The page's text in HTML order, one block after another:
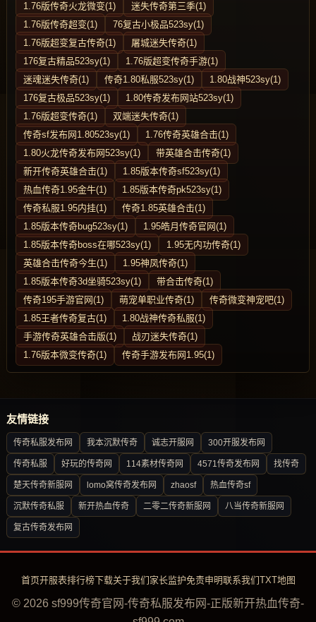
1.76版传奇火龙微变(1)
迷失传奇第三季(1)
1.76版传奇超变(1)
76复古小极品523sy(1)
1.76版超变复古传奇(1)
屠城迷失传奇(1)
176复古精品523sy(1)
1.76版超变传奇手游(1)
迷魂迷失传奇(1)
传奇1.80私服523sy(1)
1.80战神523sy(1)
176复古极品523sy(1)
1.80传奇发布网站523sy(1)
1.76版超变传奇(1)
双端迷失传奇(1)
传奇sf发布网1.80523sy(1)
1.76传奇英雄合击(1)
1.80火龙传奇发布网523sy(1)
带英雄合击传奇(1)
新开传奇英雄合击(1)
1.85版本传奇sf523sy(1)
热血传奇1.95金牛(1)
1.85版本传奇pk523sy(1)
传奇私服1.95内挂(1)
传奇1.85英雄合击(1)
1.85版本传奇bug523sy(1)
1.95皓月传奇官网(1)
1.85版本传奇boss在哪523sy(1)
1.95无内功传奇(1)
英雄合击传奇今生(1)
1.95神凤传奇(1)
1.85版本传奇3d坐骑523sy(1)
带合击传奇(1)
传奇195手游官网(1)
萌宠单职业传奇(1)
传奇微变神宠吧(1)
1.85王者传奇复古(1)
1.80战神传奇私服(1)
手游传奇英雄合击版(1)
战刃迷失传奇(1)
1.76版本微变传奇(1)
传奇手游发布网1.95(1)
友情链接
传奇私服发布网 我本沉默传奇 诚志开服网 300开服发布网
传奇私服 好玩的传奇网 114素材传奇网 4571传奇发布网 找传奇
楚天传奇新服网 lomo窝传奇发布网 zhaosf 热血传奇sf
沉默传奇私服 新开热血传奇 二零二传奇新服网 八当传奇新服网
复古传奇发布网
首页开服表排行榜下载关于我们 家长监护免责申明联系我们TXT地图
© 2026 sf999传奇官网-传奇私服发布网-正版新开热血传奇-